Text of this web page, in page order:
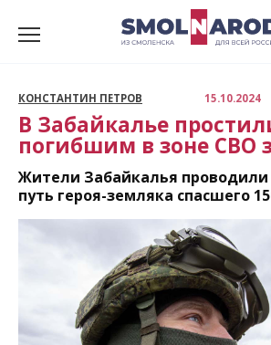
КОНСТАНТИН ПЕТРОВ 15.10.2024
В Забайкалье
погибшим в зоне СВО
Жители Забайкалья проводили
путь героя-земляка спасшего